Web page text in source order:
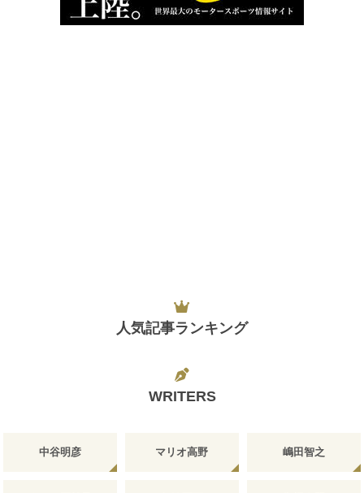
人気記事ランキング
WRITERS
中谷明彦 マリオ高野 嶋田智之